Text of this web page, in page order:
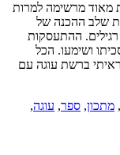
מאוד מרשימה למרות
שלב ההכנה של
ההתעסקות
ושימעו. הכל
ברשת עוגה עם
מתכון,ספר,עוגה,